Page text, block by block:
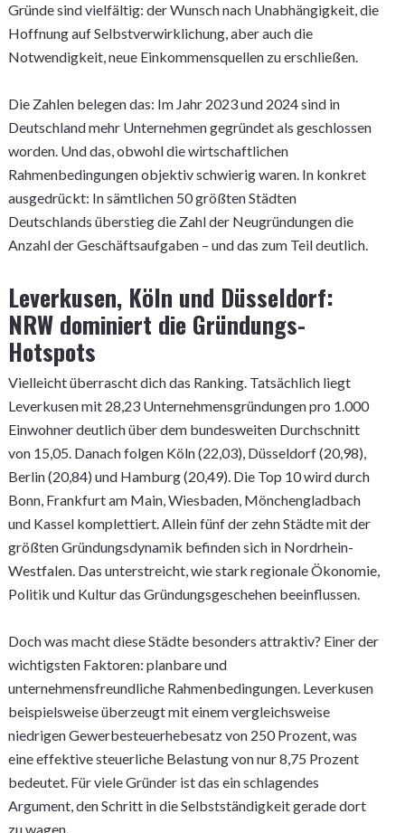
Gründe sind vielfältig: der Wunsch nach Unabhängigkeit, die
Hoffnung auf Selbstverwirklichung, aber auch die
Notwendigkeit, neue Einkommensquellen zu erschließen.
Die Zahlen belegen das: Im Jahr 2023 und 2024 sind in
Deutschland mehr Unternehmen gegründet als geschlossen
worden. Und das, obwohl die wirtschaftlichen
Rahmenbedingungen objektiv schwierig waren. In konkret
ausgedrückt: In sämtlichen 50 größten Städten
Deutschlands überstieg die Zahl der Neugründungen die
Anzahl der Geschäftsaufgaben – und das zum Teil deutlich.
Leverkusen, Köln und Düsseldorf:
NRW dominiert die Gründungs-
Hotspots
Vielleicht überrascht dich das Ranking. Tatsächlich liegt
Leverkusen mit 28,23 Unternehmensgründungen pro 1.000
Einwohner deutlich über dem bundesweiten Durchschnitt
von 15,05. Danach folgen Köln (22,03), Düsseldorf (20,98),
Berlin (20,84) und Hamburg (20,49). Die Top 10 wird durch
Bonn, Frankfurt am Main, Wiesbaden, Mönchengladbach
und Kassel komplettiert. Allein fünf der zehn Städte mit der
größten Gründungsdynamik befinden sich in Nordrhein-
Westfalen. Das unterstreicht, wie stark regionale Ökonomie,
Politik und Kultur das Gründungsgeschehen beeinflussen.
Doch was macht diese Städte besonders attraktiv? Einer der
wichtigsten Faktoren: planbare und
unternehmensfreundliche Rahmenbedingungen. Leverkusen
beispielsweise überzeugt mit einem vergleichsweise
niedrigen Gewerbesteuerhebesatz von 250 Prozent, was
eine effektive steuerliche Belastung von nur 8,75 Prozent
bedeutet. Für viele Gründer ist das ein schlagendes
Argument, den Schritt in die Selbstständigkeit gerade dort
zu wagen.